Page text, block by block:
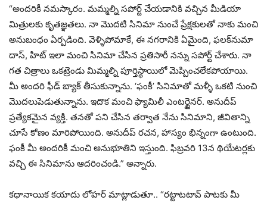
“అందరికీ నమస్కారం. మమ్మల్ని సపోర్ట్ చేయడానికి వచ్చిన మీడియా
మిత్రులకు కృతజ్ఞతలు. నా మొదటి సినిమా నుంచే ప్రేక్షకులతో నాకు మంచి
అనుబంధం ఏర్పడింది. వెళ్ళిపోమాకే, ఈ నగరానికి ఏమైంది, ఫలక్‌నుమా
దాస్‌, హిట్ ఇలా మంచి సినిమా చేసిన ప్రతిసారీ నన్ను సపోర్ట్ చేశారు. నా
గత చిత్రాలు ఒకట్రెండు మిమ్మల్ని పూర్తిస్థాయిలో మెప్పించలేకపోయాయి.
మీ అందరి ఫీడ్ బ్యాక్ తీసుకున్నాను. ‘ఫంకీ’ సినిమాతో మళ్ళీ ఒకటి నుంచి
మొదలుపెడుతున్నాను. ఇదొక మంచి ఫ్యామిలీ ఎంటర్టైనర్. అనుదీప్
ప్రత్యేకమైన వ్యక్తి. తనతో పని చేసిన తర్వాత నేను సినిమాని, జీవితాన్ని
చూసే కోణం మారిపోయింది. అనుదీప్ రచన, హాస్యం భిన్నంగా ఉంటుంది.
ఫంకీ మీ అందరికీ మంచి అనుభూతిని ఇస్తుంది. ఫిబ్రవరి 13న థియేటర్లకు
వచ్చి ఈ సినిమాను ఆదరించండి.” అన్నారు.
కథానాయిక కయాదు లోహర్‌ మాట్లాడుతూ.. “రట్టాటటావ్ పాటకు మీ